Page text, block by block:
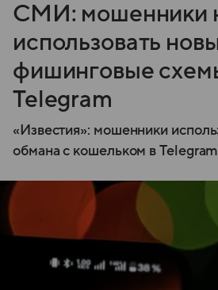
СМИ: мошенники
использовать
фишинговые
Telegram
«Известия»: мошенники
обмана с кошельком в